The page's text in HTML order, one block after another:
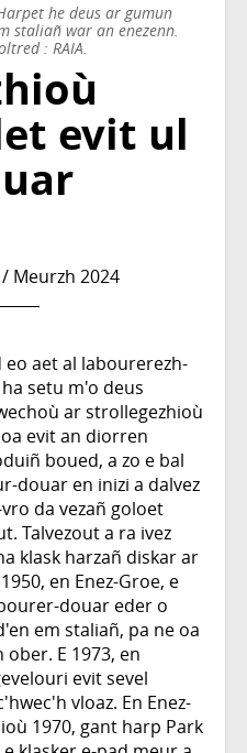
he deus ar gumun
staliañ war an enezenn.
: RAIA.
evit ul
/ Meurzh 2024
eo aet al labourerezh-
setu m'o deus
ar strollegezhioù
evit an diorren
boued, a zo e bal
douar en inizi a dalvez
da vezañ goloet
Talvezout a ra ivez
klask harzañ diskar ar
en Enez-Groe, e
douar eder o
em staliañ, pa ne oa
E 1973, en
evit sevel
vloaz. En Enez-
1970, gant harp Park